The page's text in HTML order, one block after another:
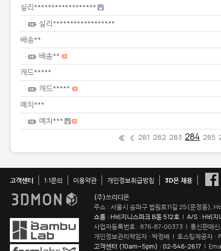
실리******************
실리******************
배송**
배송**
캐드*****
캐드*****
예치***
예치***
281 282 283 284 285
고객센터 1:1문의 이용약관 개인정보취급방침
3D몬 채용
(주)쓰리디몬
주소 : 서울시 송파구 법원로11길 25(문정동),
쇼룸 : H비지니스파크 B동 512호 | A/S : H비지
사업자등록번호 : 876-87-00373 | 통신판매
개인정보관리책임자 : 박정배 | 호스팅제공자 :
고객센터 (10am~5pm) : 02-546-2617 |